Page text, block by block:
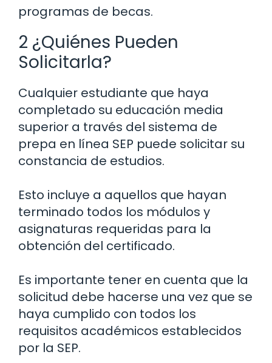
programas de becas.
2 ¿Quiénes Pueden
Solicitarla?
Cualquier estudiante que haya
completado su educación media
superior a través del sistema de
prepa en línea SEP puede solicitar su
constancia de estudios.
Esto incluye a aquellos que hayan
terminado todos los módulos y
asignaturas requeridas para la
obtención del certificado.
Es importante tener en cuenta que la
solicitud debe hacerse una vez que se
haya cumplido con todos los
requisitos académicos establecidos
por la SEP.